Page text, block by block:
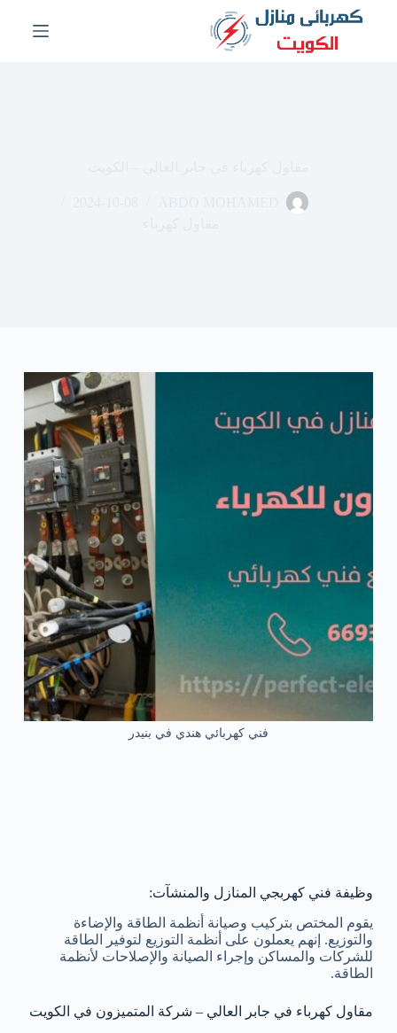
فني كهربائي هندي في بنيدر
وظيفة فني كهربجي المنازل والمنشآت:
يقوم المختص بتركيب وصيانة أنظمة الطاقة والإضاءة
والتوزيع. إنهم يعملون على أنظمة التوزيع لتوفير الطاقة
للشركات والمساكن وإجراء الصيانة والإصلاحات لأنظمة
الطاقة.
مقاول كهرباء في جابر العالي – شركة المتميزون في الكويت